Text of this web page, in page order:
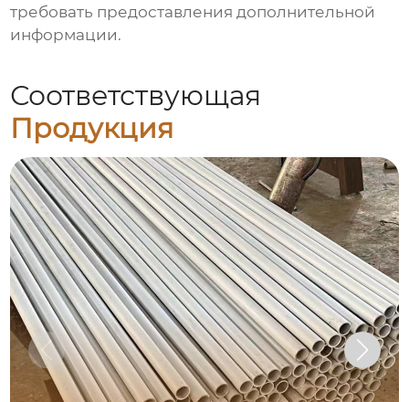
требовать предоставления дополнительной
информации.
Соответствующая
Продукция